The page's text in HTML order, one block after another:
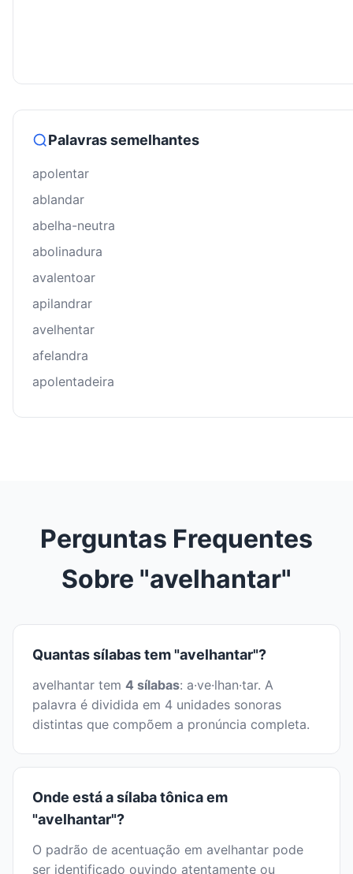
Palavras semelhantes
apolentar
ablandar
abelha-neutra
abolinadura
avalentoar
apilandrar
avelhentar
afelandra
apolentadeira
Perguntas Frequentes
Sobre "avelhantar"
Quantas sílabas tem "avelhantar"?
avelhantar tem 4 sílabas: a·ve·lhan·tar. A
palavra é dividida em 4 unidades sonoras
distintas que compõem a pronúncia completa.
Onde está a sílaba tônica em
"avelhantar"?
O padrão de acentuação em avelhantar pode
ser identificado ouvindo atentamente ou